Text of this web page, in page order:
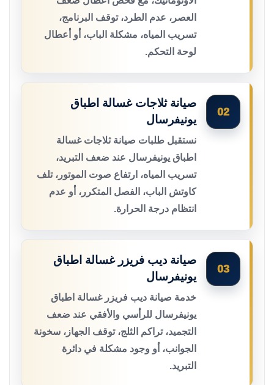
العصر، عدم الطرد، توقف البرنامج،
تسريب المياه، مشكلة الباب، أو أعطال
لوحة التحكم.
02
صيانة ثلاجات غسالة اطباق
يونيفرسال
نستقبل طلبات صيانة ثلاجات غسالة
اطباق يونيفرسال عند ضعف التبريد،
تسريب المياه، ارتفاع صوت الموتور، تلف
كاوتش الباب، الفصل المتكرر، أو عدم
انتظام درجة الحرارة.
03
صيانة ديب فريزر غسالة اطباق
يونيفرسال
خدمة صيانة ديب فريزر غسالة اطباق
يونيفرسال للرأسي والأفقي عند ضعف
التجميد، تراكم الثلج، توقف الجهاز، سخونة
الجوانب، أو وجود مشكلة في دائرة
التبريد.